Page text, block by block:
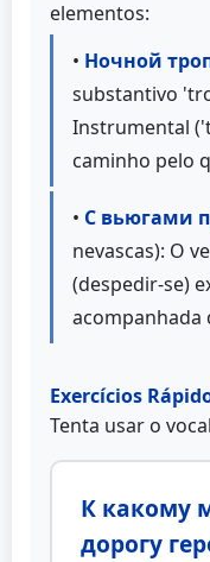
elementos:
• Ночной
substantivo
Instrumental
caminho pelo
• С вьюгами
nevascas): O
(despedir-se)
acompanhada
Exercícios
Tenta usar o
К какому
дорогу